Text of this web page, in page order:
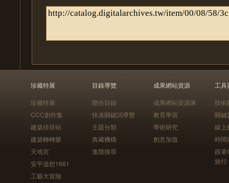
珍藏特展
珍藏特展
CCC創作集
建築排排站
建築轉轉樂
天地宮
安平追想1661
工藝大冒險
目錄導覽
聯合目錄
快速關鍵詞導覽
主題分類
典藏機構
進階搜尋
成果網站資源
成果網站資源庫
教育學習
學術研究
創意加值
工具
技術
關鍵
線上
時間
跟
旅行